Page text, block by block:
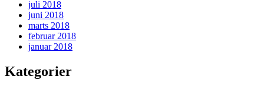
juli 2018
juni 2018
marts 2018
februar 2018
januar 2018
Kategorier